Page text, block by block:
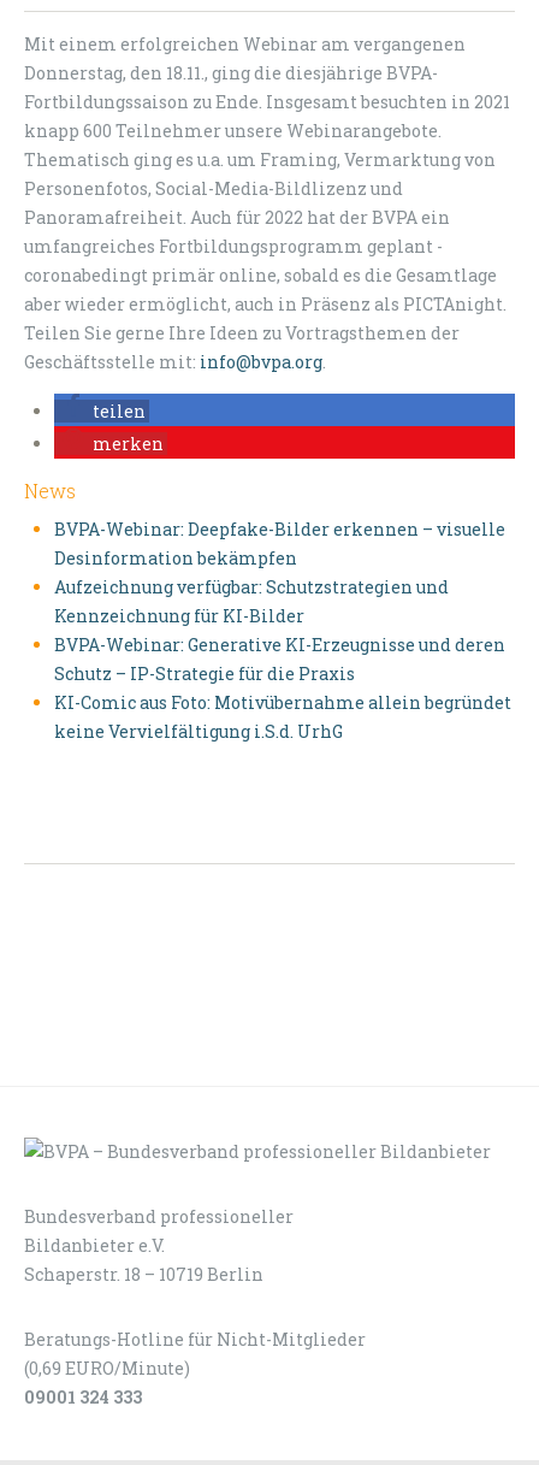
Mit einem erfolgreichen Webinar am vergangenen
Donnerstag, den 18.11., ging die diesjährige BVPA-
Fortbildungssaison zu Ende. Insgesamt besuchten in 2021
knapp 600 Teilnehmer unsere Webinarangebote.
Thematisch ging es u.a. um Framing, Vermarktung von
Personenfotos, Social-Media-Bildlizenz und
Panoramafreiheit. Auch für 2022 hat der BVPA ein
umfangreiches Fortbildungsprogramm geplant -
coronabedingt primär online, sobald es die Gesamtlage
aber wieder ermöglicht, auch in Präsenz als PICTAnight.
Teilen Sie gerne Ihre Ideen zu Vortragsthemen der
Geschäftsstelle mit: info@bvpa.org.
teilen
merken
News
BVPA-Webinar: Deepfake-Bilder erkennen – visuelle
Desinformation bekämpfen
Aufzeichnung verfügbar: Schutzstrategien und
Kennzeichnung für KI-Bilder
BVPA-Webinar: Generative KI-Erzeugnisse und deren
Schutz – IP-Strategie für die Praxis
KI-Comic aus Foto: Motivübernahme allein begründet
keine Vervielfältigung i.S.d. UrhG
Bundesverband professioneller
Bildanbieter e.V.
Schaperstr. 18 – 10719 Berlin
Beratungs-Hotline für Nicht-Mitglieder
(0,69 EURO/Minute)
09001 324 333